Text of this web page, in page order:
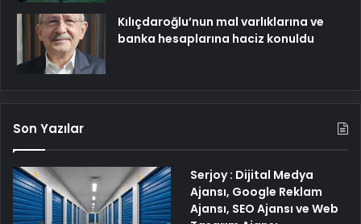
Kılıçdaroğlu’nun mal varlıklarına ve
banka hesaplarına haciz konuldu
Son Yazılar
Serjoy : Dijital Medya
Ajansı, Google Reklam
Ajansı, SEO Ajansı ve Web